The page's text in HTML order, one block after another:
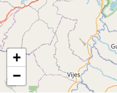
+
−